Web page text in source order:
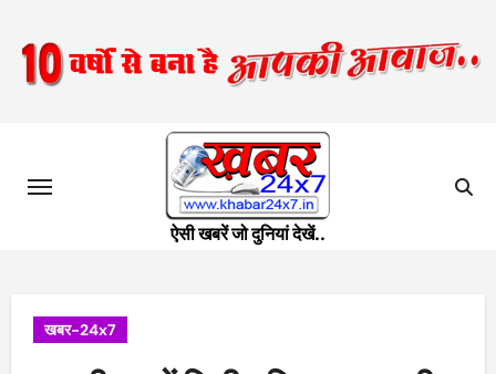
content
ऐसी खबरें जो दुनियां देखें..
खबर-24x7